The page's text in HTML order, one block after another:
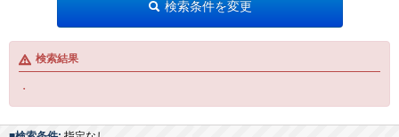
検索条件を変更
検索結果
・